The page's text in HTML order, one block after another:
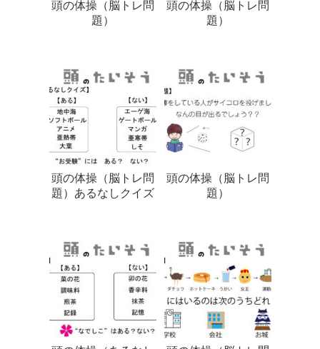
頭の体操（脳トレ問
題）
頭の体操（脳トレ問
題）
頭の体操（脳トレ問
題）あるなしクイズ
頭の体操（脳トレ問
題）